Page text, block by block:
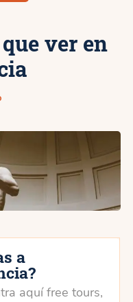
ver en
a
aquí free tours,